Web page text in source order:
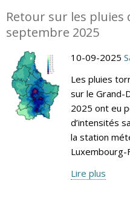
Retour sur les pluies
septembre 2025
10-09-2025
Les pluies
sur le Grand-
2025 ont eu
d’intensités
la station
Luxembourg-
Lire plus